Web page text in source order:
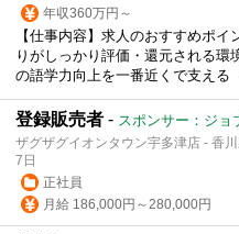
年収360万円～
【仕事内容】求人のおすすめポ
りがしっかり評価・還元される
の語学力向上を一番近くで支える
登録販売者 - スポンサー：ジョ
ザグザグイオンタウン宇多津店 - 香
7日
正社員
月給 186,000円～280,000円